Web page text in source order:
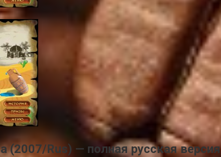
(2007/Rus) — полная русская версия